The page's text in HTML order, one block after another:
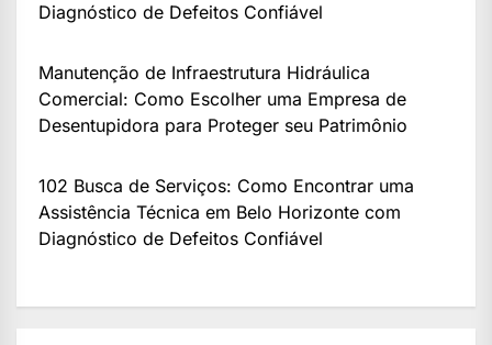
Diagnóstico de Defeitos Confiável
Manutenção de Infraestrutura Hidráulica
Comercial: Como Escolher uma Empresa de
Desentupidora para Proteger seu Patrimônio
102 Busca de Serviços: Como Encontrar uma
Assistência Técnica em Belo Horizonte com
Diagnóstico de Defeitos Confiável